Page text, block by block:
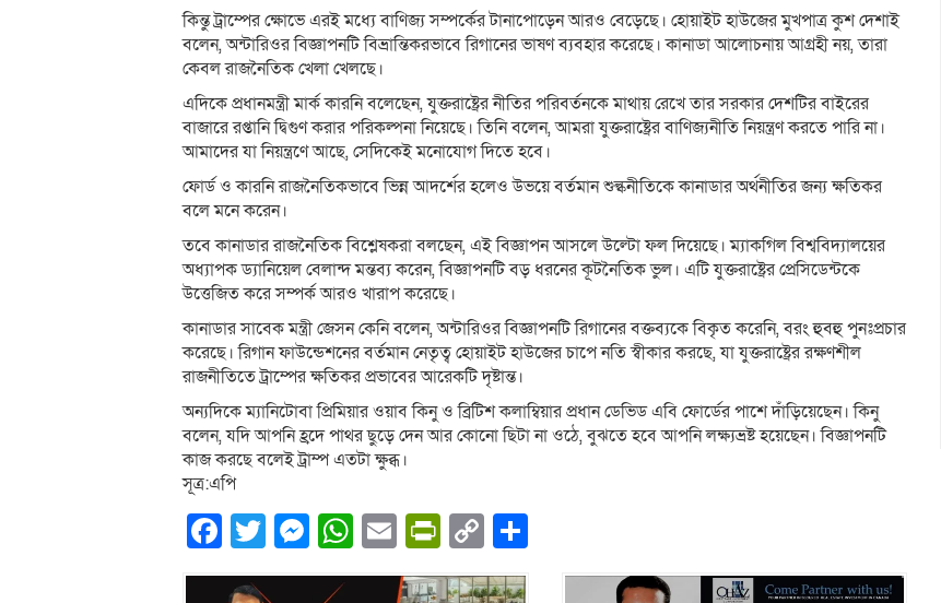
কিন্তু ট্রাম্পের ক্ষোভে এরই মধ্যে বাণিজ্য সম্পর্কের টানাপোড়েন আরও বেড়েছে। হোয়াইট হাউজের মুখপাত্র কুশ দেশাই
বলেন, অন্টারিওর বিজ্ঞাপনটি বিভ্রান্তিকরভাবে রিগানের ভাষণ ব্যবহার করেছে। কানাডা আলোচনায় আগ্রহী নয়, তারা
কেবল রাজনৈতিক খেলা খেলছে।
এদিকে প্রধানমন্ত্রী মার্ক কারনি বলেছেন, যুক্তরাষ্ট্রের নীতির পরিবর্তনকে মাথায় রেখে তার সরকার দেশটির বাইরের
বাজারে রপ্তানি দ্বিগুণ করার পরিকল্পনা নিয়েছে। তিনি বলেন, আমরা যুক্তরাষ্ট্রের বাণিজ্যনীতি নিয়ন্ত্রণ করতে পারি না।
আমাদের যা নিয়ন্ত্রণে আছে, সেদিকেই মনোযোগ দিতে হবে।
ফোর্ড ও কারনি রাজনৈতিকভাবে ভিন্ন আদর্শের হলেও উভয়ে বর্তমান শুল্কনীতিকে কানাডার অর্থনীতির জন্য ক্ষতিকর
বলে মনে করেন।
তবে কানাডার রাজনৈতিক বিশ্লেষকরা বলছেন, এই বিজ্ঞাপন আসলে উল্টো ফল দিয়েছে। ম্যাকগিল বিশ্ববিদ্যালয়ের
অধ্যাপক ড্যানিয়েল বেলান্দ মন্তব্য করেন, বিজ্ঞাপনটি বড় ধরনের কূটনৈতিক ভুল। এটি যুক্তরাষ্ট্রের প্রেসিডেন্টকে
উত্তেজিত করে সম্পর্ক আরও খারাপ করেছে।
কানাডার সাবেক মন্ত্রী জেসন কেনি বলেন, অন্টারিওর বিজ্ঞাপনটি রিগানের বক্তব্যকে বিকৃত করেনি, বরং হুবহু পুনঃপ্রচার
করেছে। রিগান ফাউন্ডেশনের বর্তমান নেতৃত্ব হোয়াইট হাউজের চাপে নতি স্বীকার করছে, যা যুক্তরাষ্ট্রের রক্ষণশীল
রাজনীতিতে ট্রাম্পের ক্ষতিকর প্রভাবের আরেকটি দৃষ্টান্ত।
অন্যদিকে ম্যানিটোবা প্রিমিয়ার ওয়াব কিনু ও ব্রিটিশ কলাম্বিয়ার প্রধান ডেভিড এবি ফোর্ডের পাশে দাঁড়িয়েছেন। কিনু
বলেন, যদি আপনি হ্রদে পাথর ছুড়ে দেন আর কোনো ছিটা না ওঠে, বুঝতে হবে আপনি লক্ষ্যভ্রষ্ট হয়েছেন। বিজ্ঞাপনটি
কাজ করছে বলেই ট্রাম্প এতটা ক্ষুব্ধ।
সূত্র:এপি
Facebook
Twitter
Messenger
WhatsApp
EmailPrintFriendly
Copy
Link